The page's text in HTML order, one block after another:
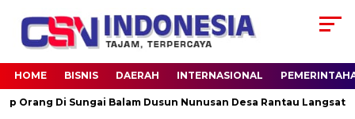
HOME BISNIS DAERAH INTERNASIONAL
Di Sungai Balam Dusun Nunusan Desa Rantau Langsat kec.